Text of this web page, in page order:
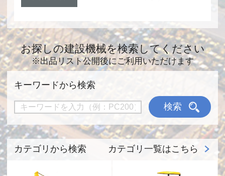
お探しの建設機械を検索してください
※出品リスト公開後にご利用いただけます
キーワードから検索
検索
カテゴリから検索 カテゴリ一覧はこちら